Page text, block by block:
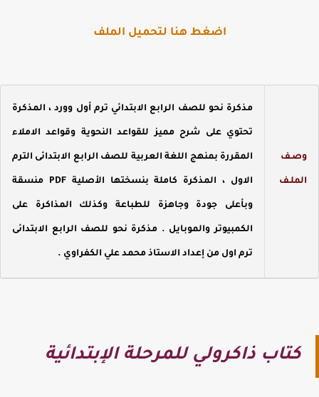
اضغط هنا لتحميل الملف
وصـف
الملـف
مذكرة نحو للصف الرابع الابتدائي ترم أول وورد ، المذكرة
تحتوي على شرح مميز للقواعد النحوية وقواعد الاملاء
المقررة بمنهج اللغة العربية للصف الرابع الابتدائى الترم
الاول ، المذكرة كاملة بنسختها الأصلية PDF منسقة
وبأعلى جودة وجاهزة للطباعة وكذلك المذاكرة على
الكمبيوتر والموبايل . مذكرة نحو للصف الرابع الابتدائى
ترم اول من إعداد الاستاذ محمد علي الكفراوي .
كتاب ذاكرولي للمرحلة الإبتدائية